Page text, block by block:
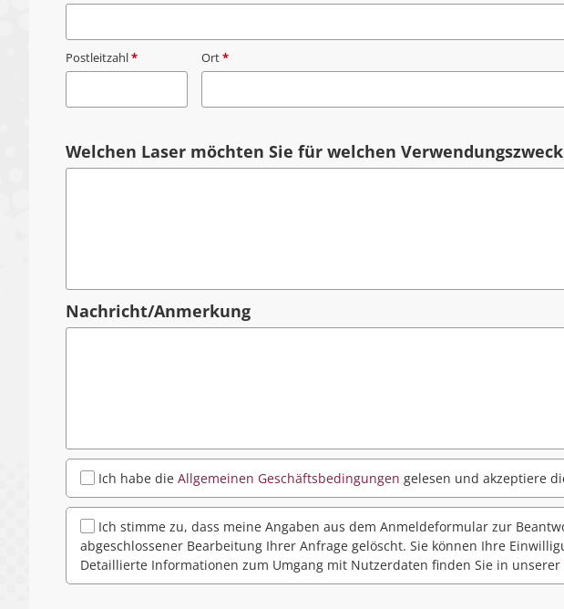
Postleitzahl* Ort*
Welchen Laser möchten Sie für welchen
Nachricht/Anmerkung
Ich habe die Allgemeinen Geschäftsbedingungen gelesen und akzeptiere
Ich stimme zu, dass meine Angaben aus dem Anmeldeformular zur
abgeschlossener Bearbeitung Ihrer Anfrage gelöscht. Sie können Ihre
Detaillierte Informationen zum Umgang mit Nutzerdaten finden Sie in unserer